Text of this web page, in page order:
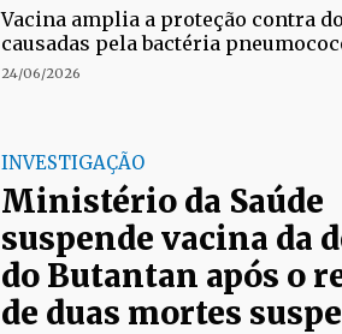
Vacina amplia a proteção contra
causadas pela bactéria
24/06/2026
INVESTIGAÇÃO
Ministério da Saúde
suspende vacina da
do Butantan após o
de duas mortes